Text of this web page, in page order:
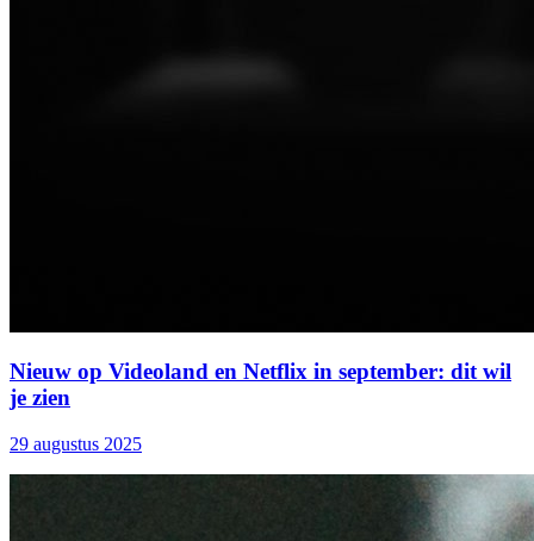
Nieuw op Videoland en Netflix in september: dit wil
je zien
29 augustus 2025